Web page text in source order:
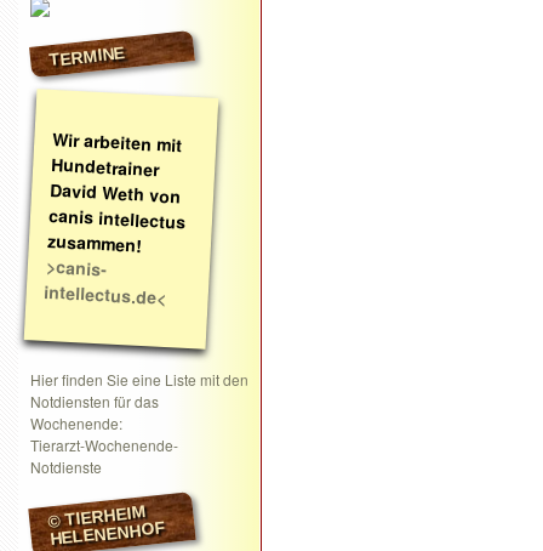
TERMINE
Wir arbeiten mit
Hundetrainer
David Weth von
canis intellectus
zusammen!
>canis-
intellectus.de<
Hier finden Sie eine Liste mit den
Notdiensten für das
Wochenende:
Tierarzt-Wochenende-
Notdienste
© TIERHEIM
HELENENHOF